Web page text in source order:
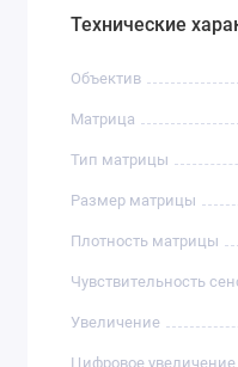
Технические
Объектив
Матрица
Тип матрицы
Размер матрицы
Плотность матрицы
Чувствительность
Увеличение
Цифровое увеличение